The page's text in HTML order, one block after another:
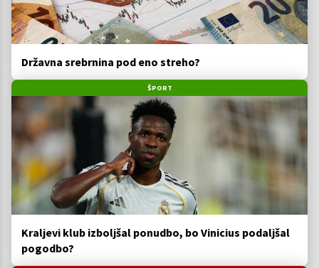
Državna srebrnina pod eno streho?
ŠPORT
Kraljevi klub izboljšal ponudbo, bo Vinicius podaljšal
pogodbo?